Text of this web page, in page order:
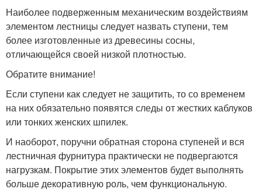
Наиболее подверженным механическим воздействиям
элементом лестницы следует назвать ступени, тем
более изготовленные из древесины сосны,
отличающейся своей низкой плотностью.
Обратите внимание!
Если ступени как следует не защитить, то со временем
на них обязательно появятся следы от жестких каблуков
или тонких женских шпилек.
И наоборот, поручни обратная сторона ступеней и вся
лестничная фурнитура практически не подвергаются
нагрузкам. Покрытие этих элементов будет выполнять
больше декоративную роль, чем функциональную.